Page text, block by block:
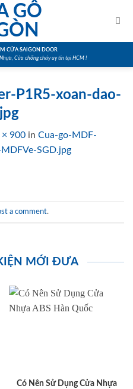
CỬA SAIGON DOOR
Cửa chống cháy uy tín tại HCM !
P1R5-xoan-dao-
× 900 in Cua-go-MDF-
SGD.jpg
a comment.
MỚI ĐƯA
Có Nên Sử Dụng Cửa Nhựa